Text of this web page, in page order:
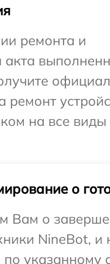
ремонта и
акта
ремонт
на все виды
о
Вам о
NineBot, и
по указанному